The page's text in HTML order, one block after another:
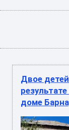
Двое
доме